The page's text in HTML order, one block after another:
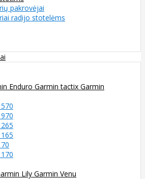
pakrovėjai
radijo stotelėms
Enduro Garmin tactix Garmin
Lily Garmin Venu